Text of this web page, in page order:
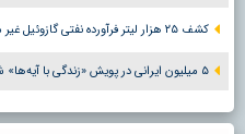
کشف ۲۵ هزار لیتر فرآورده نفتی گازوئیل غیر مجاز در اشتهارد
۵ میلیون ایرانی در پویش «زندگی با آیه‌ها» شرکت کردند